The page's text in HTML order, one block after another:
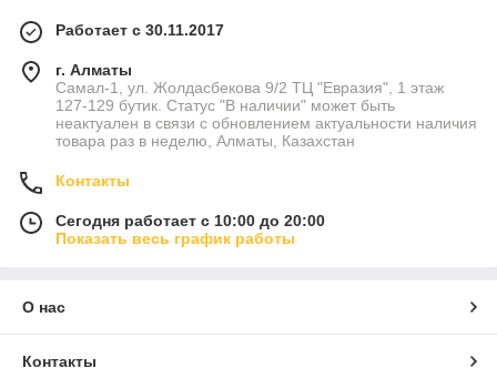
Работает с 30.11.2017
г. Алматы
Самал-1, ул. Жолдасбекова 9/2 ТЦ "Евразия", 1 этаж
127-129 бутик. Статус "В наличии" может быть
неактуален в связи с обновлением актуальности наличия
товара раз в неделю, Алматы, Казахстан
Контакты
Сегодня работает с 10:00 до 20:00
Показать весь график работы
О нас
Контакты